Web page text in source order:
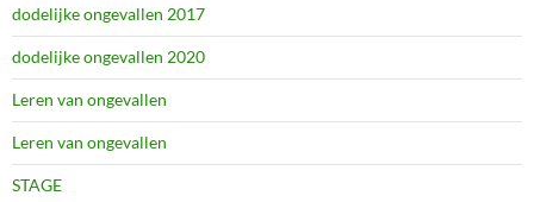
dodelijke ongevallen 2017
dodelijke ongevallen 2020
Leren van ongevallen
Leren van ongevallen
STAGE